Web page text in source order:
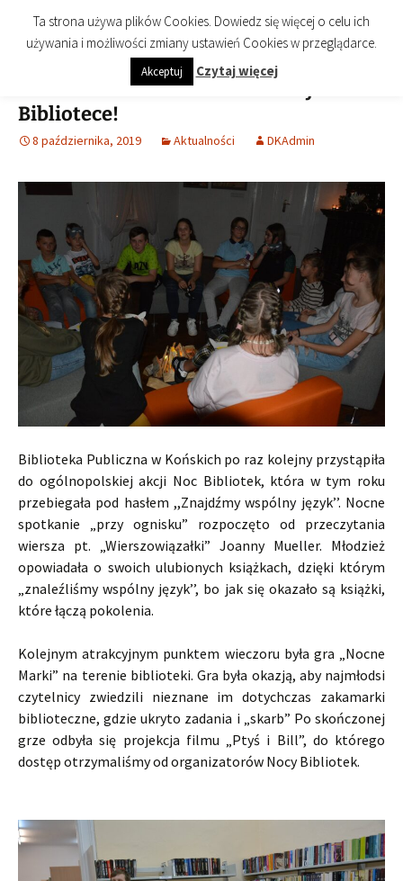
treści
Biblioteka Publiczna Miasta i
Gminy Końskie
imienia Cezarego Chlebowskiego
Menu
Noc Bibliotek także w koneckiej
Bibliotece!
8 października, 2019 Aktualności DKAdmin
Biblioteka Publiczna w Końskich po raz kolejny przystąpiła
do ogólnopolskiej akcji Noc Bibliotek, która w tym roku
przebiegała pod hasłem ,,Znajdźmy wspólny język’’. Nocne
spotkanie „przy ognisku” rozpoczęto od przeczytania
wiersza pt. „Wierszowiązałki” Joanny Mueller. Młodzież
opowiadała o swoich ulubionych książkach, dzięki którym
„znaleźliśmy wspólny język’’, bo jak się okazało są książki,
które łączą pokolenia.
Kolejnym atrakcyjnym punktem wieczoru była gra „Nocne
Marki” na terenie biblioteki. Gra była okazją, aby najmłodsi
czytelnicy zwiedzili nieznane im dotychczas zakamarki
biblioteczne, gdzie ukryto zadania i „skarb” Po skończonej
grze odbyła się projekcja filmu „Ptyś i Bill”, do którego
dostęp otrzymaliśmy od organizatorów Nocy Bibliotek.
Ta strona używa plików Cookies. Dowiedz się więcej o celu ich
używania i możliwości zmiany ustawień Cookies w przeglądarce.
Akceptuj Czytaj więcej